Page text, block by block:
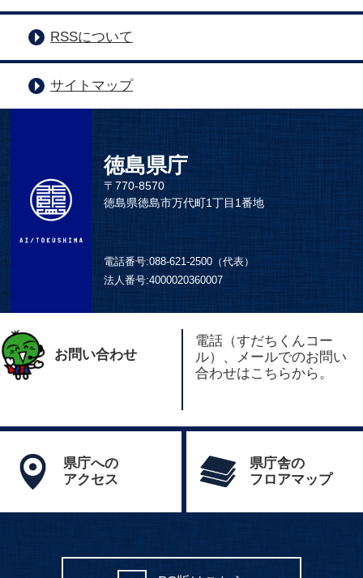
RSSについて
サイトマップ
徳島県庁
〒770-8570
徳島県徳島市万代町1丁目1番地
電話番号:088-621-2500（代表）
法人番号:4000020360007
お問い合わせ
電話（すだちくんコー
ル）、メールでのお問い
合わせはこちらから。
県庁への
アクセス
県庁舎の
フロアマップ